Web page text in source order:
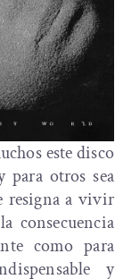
este disco
para otros sea
resigna a vivir
consecuencia
como para
y